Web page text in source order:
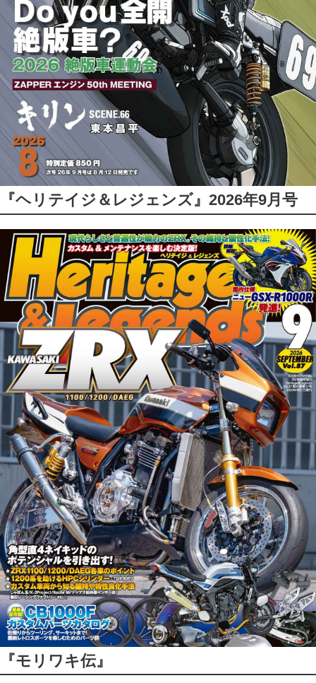
『ヘリテイジ＆レジェンズ』2026年9月号
『モリワキ伝』